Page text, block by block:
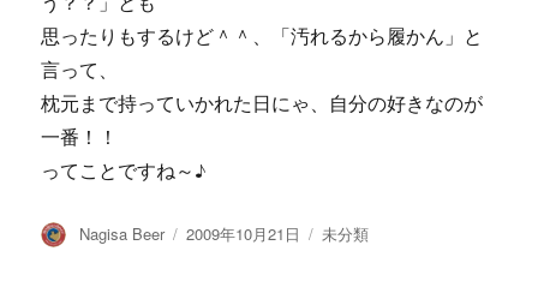
思ったりもするけど＾＾、「汚れるから履かん」と
言って、
枕元まで持っていかれた日にゃ、自分の好きなのが
一番！！
ってことですね～♪
投
Nagisa Beer
投
2009年10月21日
カ
未分類